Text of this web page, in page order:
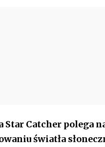
Star Catcher polega
światła